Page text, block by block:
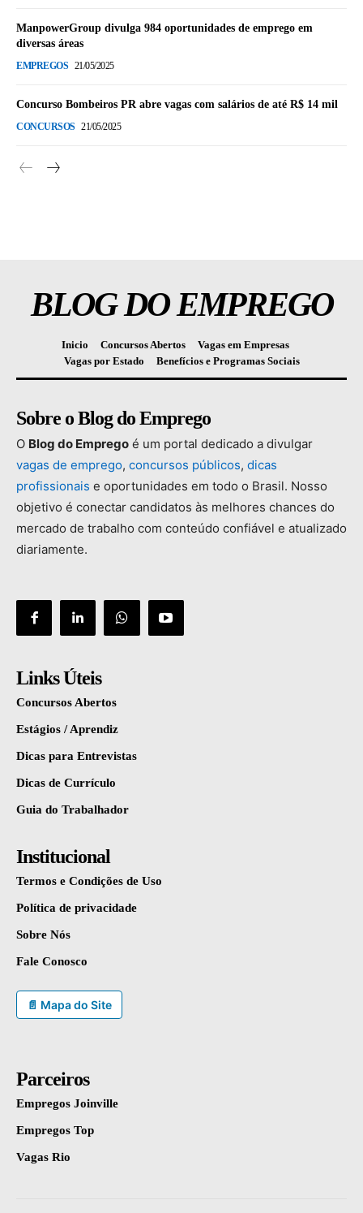
ManpowerGroup divulga 984 oportunidades de emprego em
diversas áreas
EMPREGOS 21/05/2025
Concurso Bombeiros PR abre vagas com salários de até R$ 14 mil
CONCURSOS 21/05/2025
BLOG DO EMPREGO
Inicio Concursos Abertos
Vagas em Empresas
Vagas por Estado
Benefícios e Programas Sociais
Sobre o Blog do Emprego
O Blog do Emprego é um portal dedicado a divulgar
vagas de emprego, concursos públicos, dicas
profissionais e oportunidades em todo o Brasil. Nosso
objetivo é conectar candidatos às melhores chances do
mercado de trabalho com conteúdo confiável e atualizado
diariamente.
Links Úteis
Concursos Abertos
Estágios / Aprendiz
Dicas para Entrevistas
Dicas de Currículo
Guia do Trabalhador
Institucional
Termos e Condições de Uso
Política de privacidade
Sobre Nós
Fale Conosco
📄 Mapa do Site
Parceiros
Empregos Joinville
Empregos Top
Vagas Rio